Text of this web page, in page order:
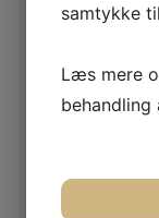
samtykke
Læs mere
behandling